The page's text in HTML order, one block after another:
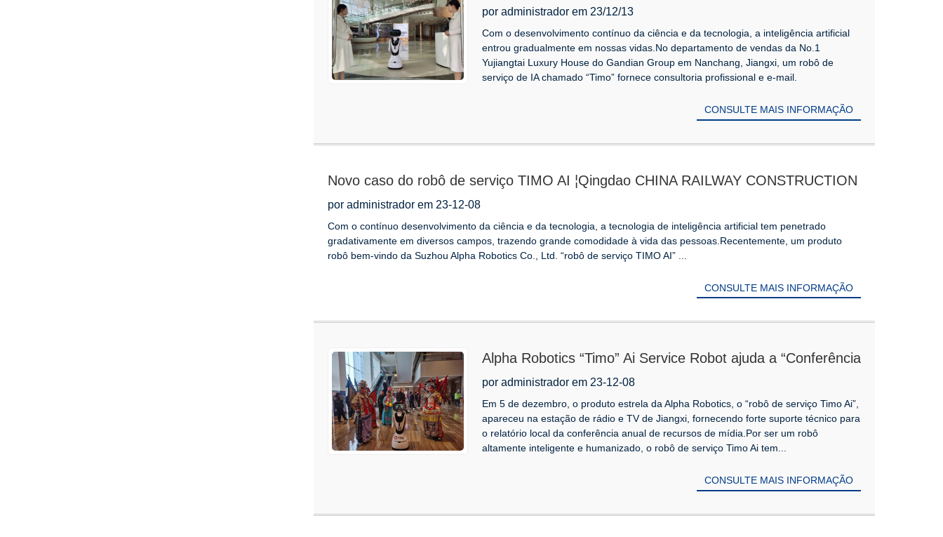
casas de luxo de arte em nuvem”, para trazer a você uma
nova experiência de compra de casa
por administrador em 23/12/13
Com o desenvolvimento contínuo da ciência e da tecnologia, a inteligência artificial
entrou gradualmente em nossas vidas.No departamento de vendas da No.1
Yujiangtai Luxury House do Gandian Group em Nanchang, Jiangxi, um robô de
serviço de IA chamado “Timo” fornece consultoria profissional e e-mail.
CONSULTE MAIS INFORMAÇÃO
Novo caso do robô de serviço TIMO AI ¦Qingdao CHINA RAILWAY CONSTRUCTION
ENGINEERING GROUP Salão de exposições
por administrador em 23-12-08
Com o contínuo desenvolvimento da ciência e da tecnologia, a tecnologia de inteligência artificial tem penetrado
gradativamente em diversos campos, trazendo grande comodidade à vida das pessoas.Recentemente, um produto
robô bem-vindo da Suzhou Alpha Robotics Co., Ltd. “robô de serviço TIMO AI” ...
CONSULTE MAIS INFORMAÇÃO
Alpha Robotics “Timo” Ai Service Robot ajuda a “Conferência
Anual de Recursos de Mídia da Estação de Rádio e TV de
Jiangxi”!
por administrador em 23-12-08
Em 5 de dezembro, o produto estrela da Alpha Robotics, o “robô de serviço Timo Ai”,
apareceu na estação de rádio e TV de Jiangxi, fornecendo forte suporte técnico para
o relatório local da conferência anual de recursos de mídia.Por ser um robô
altamente inteligente e humanizado, o robô de serviço Timo Ai tem...
CONSULTE MAIS INFORMAÇÃO